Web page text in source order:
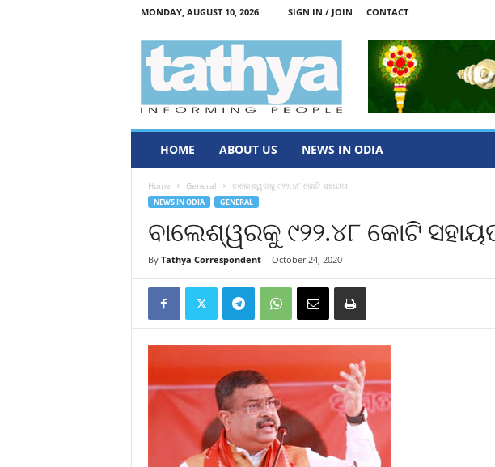
MONDAY, AUGUST 10, 2026 SIGN IN / JOIN CONTACT
HOME ABOUT US NEWS IN ODIA
Home General ବାଲେଶ୍ୱରକୁ ୯୨୨.୪୮ କୋଟି ସହାୟତା
NEWS IN ODIA GENERAL
ବାଲେଶ୍ୱରକୁ ୯୨୨.୪୮ କୋଟି
By Tathya Correspondent- October 24, 2020